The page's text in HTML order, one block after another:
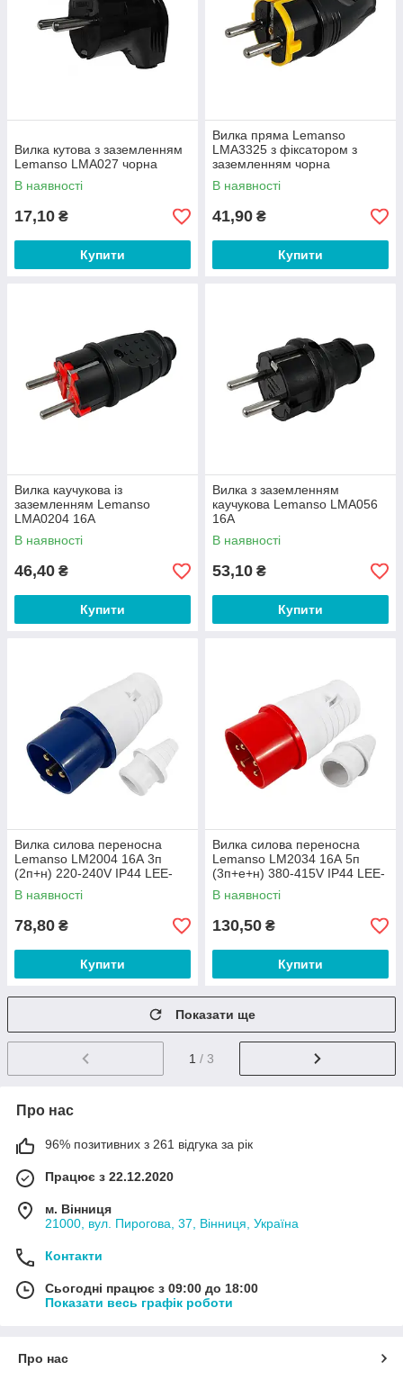
Вилка кутова з заземленням
Lemanso LMA027 чорна
В наявності
17,10 ₴
Купити
Вилка пряма Lemanso
LMA3325 з фiксатором з
заземленням чорна
В наявності
41,90 ₴
Купити
Вилка каучукова із
заземленням Lemanso
LMA0204 16A
В наявності
46,40 ₴
Купити
Вилка з заземленням
каучукова Lemanso LMA056
16A
В наявності
53,10 ₴
Купити
Вилка силова переносна
Lemanso LM2004 16А 3п
(2п+н) 220-240V IP44 LEE-
013L Синя
В наявності
78,80 ₴
Купити
Вилка силова переносна
Lemanso LM2034 16А 5п
(3п+е+н) 380-415V IP44 LEE-
015L Червона
В наявності
130,50 ₴
Купити
Показати ще
1 / 3
Про нас
96% позитивних з 261 відгука за рік
Працює з 22.12.2020
м. Вінниця
21000, вул. Пирогова, 37, Вінниця, Україна
Контакти
Сьогодні працює з 09:00 до 18:00
Показати весь графік роботи
Про нас